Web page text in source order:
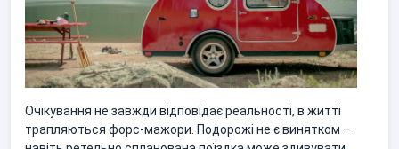
Очікування не завжди відповідає реальності, в житті
трапляються форс-мажори. Подорожі не є винятком –